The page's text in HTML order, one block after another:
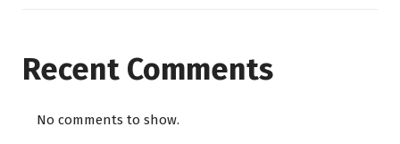
Recent Comments
No comments to show.